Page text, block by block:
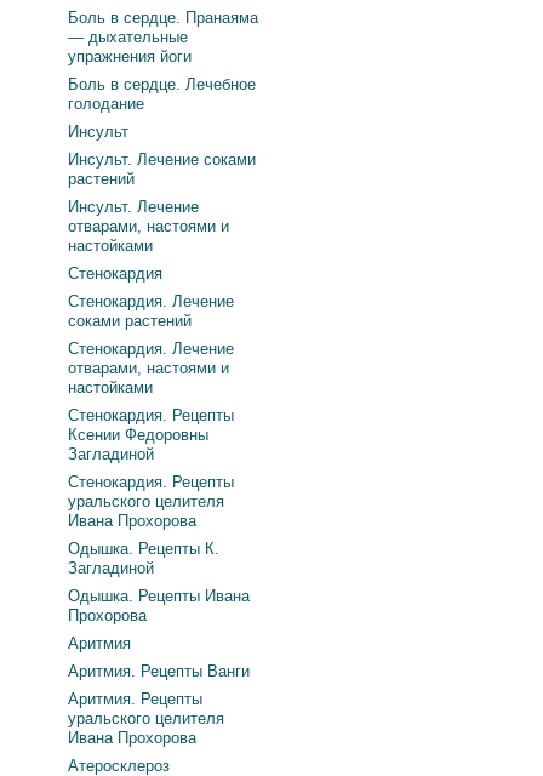
Боль в сердце. Пранаяма
— дыхательные
упражнения йоги
Боль в сердце. Лечебное
голодание
Инсульт
Инсульт. Лечение соками
растений
Инсульт. Лечение
отварами, настоями и
настойками
Стенокардия
Стенокардия. Лечение
соками растений
Стенокардия. Лечение
отварами, настоями и
настойками
Стенокардия. Рецепты
Ксении Федоровны
Загладиной
Стенокардия. Рецепты
уральского целителя
Ивана Прохорова
Одышка. Рецепты К.
Загладиной
Одышка. Рецепты Ивана
Прохорова
Аритмия
Аритмия. Рецепты Ванги
Аритмия. Рецепты
уральского целителя
Ивана Прохорова
Атеросклероз